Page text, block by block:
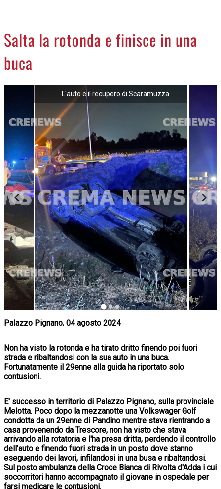
LA PIAZZA
Salta la rotonda e finisce in una
buca
L'auto e il recupero di Scaramuzza
Palazzo Pignano, 04 agosto 2024
Non ha visto la rotonda e ha tirato dritto finendo poi fuori
strada e ribaltandosi con la sua auto in una buca.
Fortunatamente il 29enne alla guida ha riportato solo
contusioni.
E' successo in territorio di Palazzo Pignano, sulla provinciale
Melotta. Poco dopo la mezzanotte una Volkswager Golf
condotta da un 29enne di Pandino mentre stava rientrando a
casa provenendo da Trescore, non ha visto che stava
arrivando alla rotatoria e l'ha presa dritta, perdendo il controllo
dell'auto e finendo fuori strada in un posto dove stanno
eseguendo dei lavori, infilandosi in una busa e ribaltandosi.
Sul posto ambulanza della Croce Bianca di Rivolta d'Adda i cui
soccorritori hanno accompagnato il giovane in ospedale per
farsi medicare le contusioni.